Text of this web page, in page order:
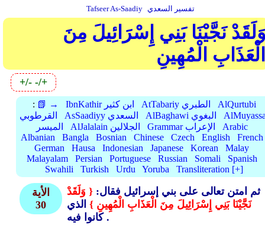
Tafseer As-Saadiy تفسير السعدي
نَجَّيْنَا بَنِي إِسْرَائِيلَ مِنَ
الْمُهِينِ
+/--/+
: 📗 → IbnKathir ابن كثير AtTabariy الطبري
AlQurtubi
القرطوبي
AsSaadiyy السعدي AlBaghawi البغوي
الميسر
AlJalalain الجلالين Grammar الإعراب
Arabic
Albanian
Bangla Bosnian Chinese Czech English
French
German
Hausa Indonesian Japanese Korean
Malay
Malayalam
Persian Portuguese Russian Somali
Spanish
Swahili
Turkish Urdu Yoruba Transliteration [+]
الأية
30
ثم امتن تعالى على بني إسرائيل فقال:{ وَلَقَدْ
نَجَّيْنَا بَنِي إِسْرَائِيلَ مِنَ الْعَذَابِ الْمُهِينِ } الذي
كانوا فيه .